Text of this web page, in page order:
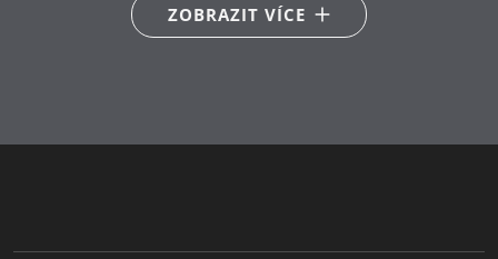
Wolf Udo Wagner
ZOBRAZIT VÍCE